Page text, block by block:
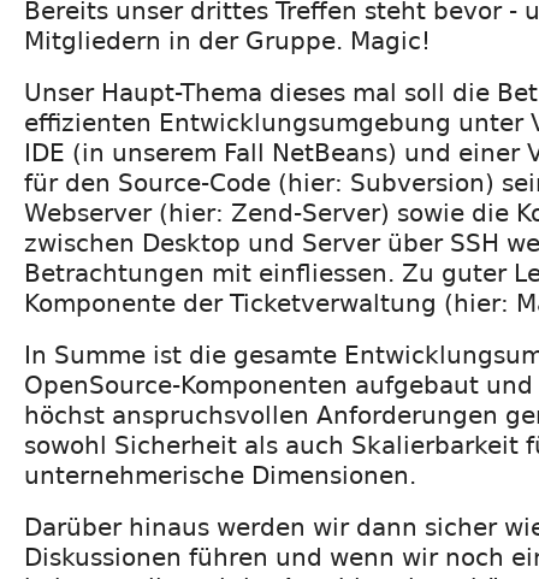
Bereits unser drittes Treffen steht bevor -
Mitgliedern in der Gruppe. Magic!
Unser Haupt-Thema dieses mal soll die
effizienten Entwicklungsumgebung unter
IDE (in unserem Fall NetBeans) und einer
für den Source-Code (hier: Subversion)
Webserver (hier: Zend-Server) sowie die
zwischen Desktop und Server über SSH
Betrachtungen mit einfliessen. Zu guter
Komponente der Ticketverwaltung (hier:
In Summe ist die gesamte
OpenSource-Komponenten aufgebaut
höchst anspruchsvollen Anforderungen
sowohl Sicherheit als auch Skalierbarkeit
unternehmerische Dimensionen.
Darüber hinaus werden wir dann sicher
Diskussionen führen und wenn wir noch